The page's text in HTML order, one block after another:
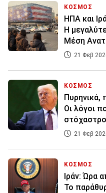
ΚΟΣΜΟΣ
ΗΠΑ και
Η
Μέση
21 Φεβ
ΚΟΣΜΟΣ
Πυρηνικά,
Οι λόγοι
21 Φεβ
ΚΟΣΜΟΣ
Ιράν: Ώρα
Το